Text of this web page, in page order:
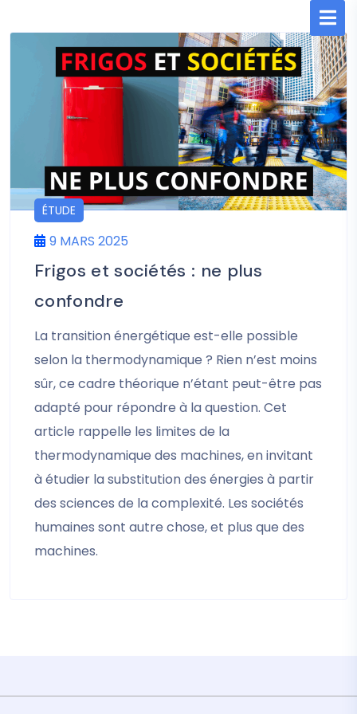
ÉTUDE
9 MARS 2025
Frigos et sociétés : ne plus
confondre
La transition énergétique est-elle possible
selon la thermodynamique ? Rien n’est moins
sûr, ce cadre théorique n’étant peut-être pas
adapté pour répondre à la question. Cet
article rappelle les limites de la
thermodynamique des machines, en invitant
à étudier la substitution des énergies à partir
des sciences de la complexité. Les sociétés
humaines sont autre chose, et plus que des
machines.